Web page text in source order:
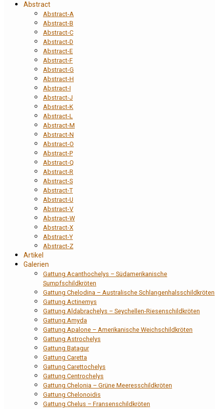
Abstract
Abstract-A
Abstract-B
Abstract-C
Abstract-D
Abstract-E
Abstract-F
Abstract-G
Abstract-H
Abstract-I
Abstract-J
Abstract-K
Abstract-L
Abstract-M
Abstract-N
Abstract-O
Abstract-P
Abstract-Q
Abstract-R
Abstract-S
Abstract-T
Abstract-U
Abstract-V
Abstract-W
Abstract-X
Abstract-Y
Abstract-Z
Artikel
Galerien
Gattung Acanthochelys – Südamerikanische
Sumpfschildkröten
Gattung Chelodina – Australische Schlangenhalsschildkröten
Gattung Actinemys
Gattung Aldabrachelys – Seychellen-Riesenschildkröten
Gattung Amyda
Gattung Apalone – Amerikanische Weichschildkröten
Gattung Astrochelys
Gattung Batagur
Gattung Caretta
Gattung Carettochelys
Gattung Centrochelys
Gattung Chelonia – Grüne Meeresschildkröten
Gattung Chelonoidis
Gattung Chelus – Fransenschildkröten